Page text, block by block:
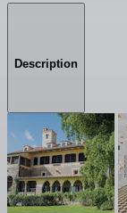
Description